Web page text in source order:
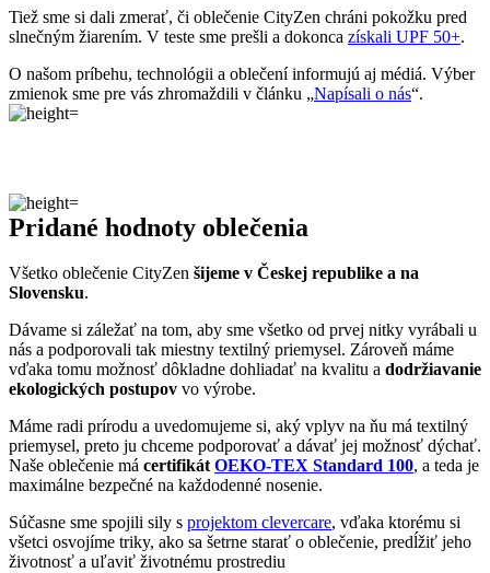
Tiež sme si dali zmerať, či oblečenie CityZen chráni pokožku pred
slnečným žiarením. V teste sme prešli a dokonca získali UPF 50+.
O našom príbehu, technológii a oblečení informujú aj médiá. Výber
zmienok sme pre vás zhromaždili v článku „Napísali o nás“.
Pridané hodnoty oblečenia
Všetko oblečenie CityZen šijeme v Českej republike a na
Slovensku.
Dávame si záležať na tom, aby sme všetko od prvej nitky vyrábali u
nás a podporovali tak miestny textilný priemysel. Zároveň máme
vďaka tomu možnosť dôkladne dohliadať na kvalitu a dodržiavanie
ekologických postupov vo výrobe.
Máme radi prírodu a uvedomujeme si, aký vplyv na ňu má textilný
priemysel, preto ju chceme podporovať a dávať jej možnosť dýchať.
Naše oblečenie má certifikátOEKO-TEX Standard 100, a teda je
maximálne bezpečné na každodenné nosenie.
Súčasne sme spojili sily s projektom clevercare, vďaka ktorému si
všetci osvojíme triky, ako sa šetrne starať o oblečenie, predĺžiť jeho
životnosť a uľaviť životnému prostrediu